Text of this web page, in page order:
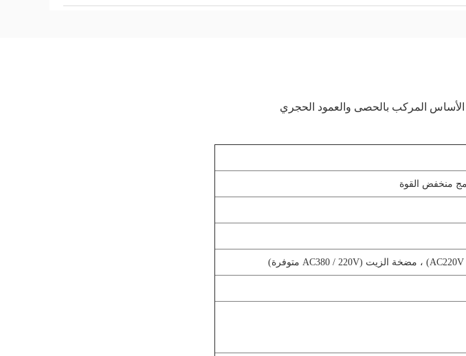
الأساس المركب بالحصى والعمود الحجري
منخفض القوة